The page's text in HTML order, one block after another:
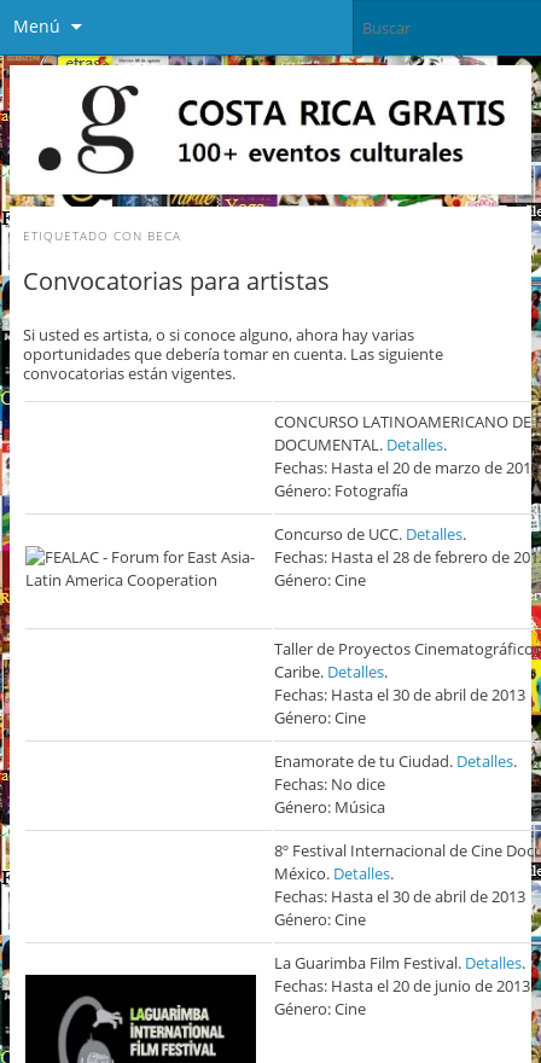
Menú
ETIQUETADO CON BECA
Convocatorias para artistas
Si usted es artista, o si conoce alguno, ahora hay varias
oportunidades que debería tomar en cuenta. Las siguiente
convocatorias están vigentes.
CONCURSO LATINOAMERICANO DE
DOCUMENTAL. Detalles.
Fechas: Hasta el 20 de marzo de 2013
Género: Fotografía
Concurso de UCC. Detalles.
Fechas: Hasta el 28 de febrero de
Género: Cine
Taller de Proyectos
Caribe. Detalles.
Fechas: Hasta el 30 de abril de 2013
Género: Cine
Enamorate de tu Ciudad. Detalles.
Fechas: No dice
Género: Música
8º Festival Internacional de Cine
México. Detalles.
Fechas: Hasta el 30 de abril de 2013
Género: Cine
La Guarimba Film Festival. Detalles.
Fechas: Hasta el 20 de junio de 2013.
Género: Cine